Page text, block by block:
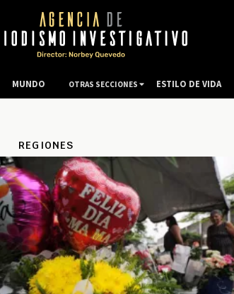
REGIONES
MUNDO OTRAS SECCIONES ESTILO DE VIDA